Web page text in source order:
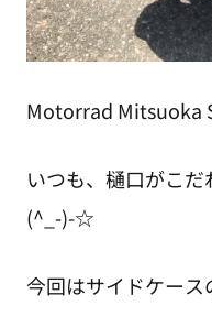
Motorrad Mitsuoka
いつも、樋口がこ
(^_-)-☆
今回はサイドケース